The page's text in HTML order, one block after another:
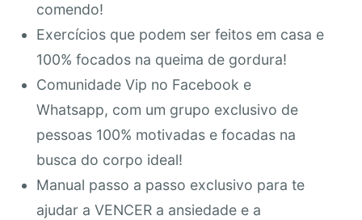
comendo!
Exercícios que podem ser feitos em casa e
100% focados na queima de gordura!
Comunidade Vip no Facebook e
Whatsapp, com um grupo exclusivo de
pessoas 100% motivadas e focadas na
busca do corpo ideal!
Manual passo a passo exclusivo para te
ajudar a VENCER a ansiedade e a